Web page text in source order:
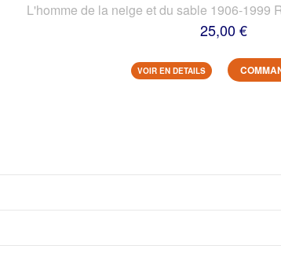
L'homme de la neige et du sable 1906-1999
25,00 €
VOIR EN DETAILS